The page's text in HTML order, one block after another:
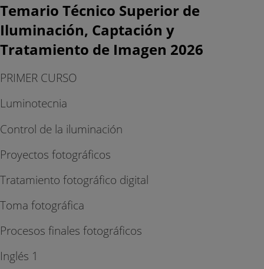
Temario Técnico Superior de
Iluminación, Captación y
Tratamiento de Imagen 2026
PRIMER CURSO
Luminotecnia
Control de la iluminación
Proyectos fotográficos
Tratamiento fotográfico digital
Toma fotográfica
Procesos finales fotográficos
Inglés 1